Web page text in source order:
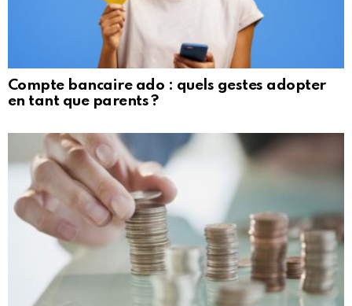
Compte bancaire ado : quels gestes adopter
en tant que parents ?